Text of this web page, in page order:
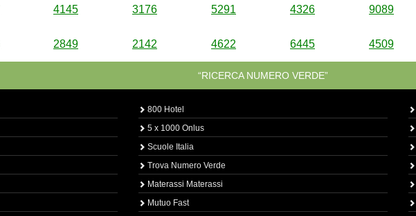
4145 3176 5291 4326 9089
2849 2142 4622 6445 4509
“RICERCA NUMERO VERDE”
800 Hotel
5 x 1000 Onlus
Scuole Italia
Trova Numero Verde
Materassi Materassi
Mutuo Fast